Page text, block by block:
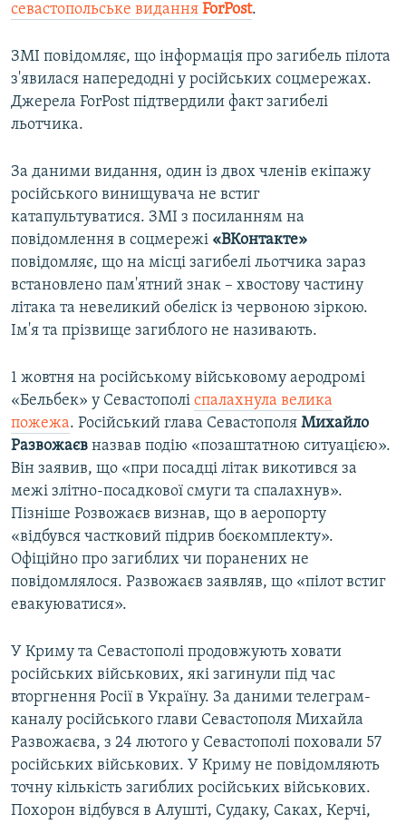
севастопольське видання ForPost.
ЗМІ повідомляє, що інформація про загибель пілота
з'явилася напередодні у російських соцмережах.
Джерела ForPost підтвердили факт загибелі
льотчика.
За даними видання, один із двох членів екіпажу
російського винищувача не встиг
катапультуватися. ЗМІ з посиланням на
повідомлення в соцмережі «ВКонтакте»
повідомляє, що на місці загибелі льотчика зараз
встановлено пам'ятний знак – хвостову частину
літака та невеликий обеліск із червоною зіркою.
Ім'я та прізвище загиблого не називають.
1 жовтня на російському військовому аеродромі
«Бельбек» у Севастополі спалахнула велика
пожежа. Російський глава Севастополя Михайло
Развожаєв назвав подію «позаштатною ситуацією».
Він заявив, що «при посадці літак викотився за
межі злітно-посадкової смуги та спалахнув».
Пізніше Розвожаєв визнав, що в аеропорту
«відбувся частковий підрив боєкомплекту».
Офіційно про загиблих чи поранених не
повідомлялося. Развожаєв заявляв, що «пілот встиг
евакуюватися».
У Криму та Севастополі продовжують ховати
російських військових, які загинули під час
вторгнення Росії в Україну. За даними телеграм-
каналу російського глави Севастополя Михайла
Развожаєва, з 24 лютого у Севастополі поховали 57
російських військових. У Криму не повідомляють
точну кількість загиблих російських військових.
Похорон відбувся в Алушті, Судаку, Саках, Керчі,